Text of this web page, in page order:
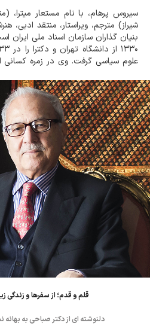
شیراز) مترجم، ویراستار، منتقد ادبی،
بنیان گذاران سازمان اسناد ملی
علوم سیاسی گرفت. وی در زمره
« رئا...
قلم و قدم؛ از سفرها و زندگی
دلنوشته ای از دکتر صباحی به بهانه